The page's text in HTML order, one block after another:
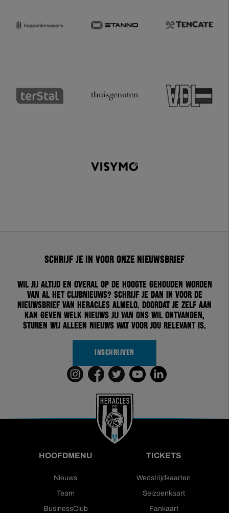
Schrijf je in voor onze nieuwsbrief
Wil jij altijd en overal op de hoogte gehouden worden
van al het clubnieuws? Schrijf je dan in voor de
nieuwsbrief van Heracles Almelo. Doordat je zelf aan
kan geven welk nieuws jij van ons wil ontvangen,
sturen wij alleen nieuws wat voor jou relevant is.
INSCHRIJVEN
HOOFDMENU
Nieuws
Team
BusinessClub
TICKETS
Wedstrijdkaarten
Seizoenkaart
Fankaart